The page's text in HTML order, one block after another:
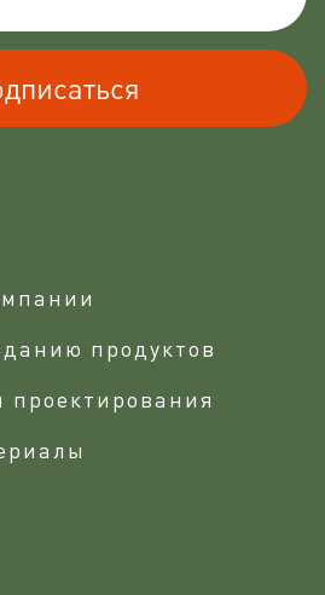
продуктов
проектирования